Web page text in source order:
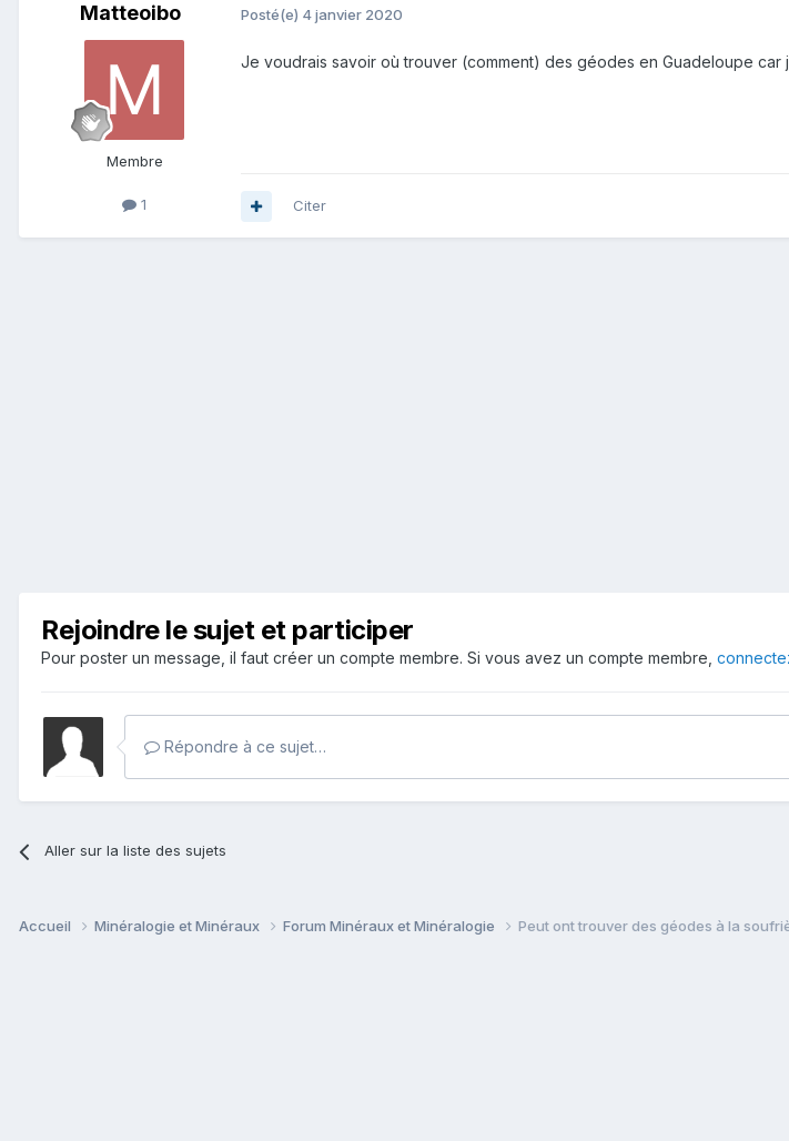
Matteoibo
Membre
1
Posté(e) 4 janvier 2020
Je voudrais savoir où trouver (comment) des géodes en Guadeloupe car
Citer
Rejoindre le sujet et participer
Pour poster un message, il faut créer un compte membre. Si vous avez un compte membre,
Répondre à ce sujet…
Aller sur la liste des sujets
Accueil Minéralogie et Minéraux Forum Minéraux et Minéralogie Peut ont trouver des géodes à la